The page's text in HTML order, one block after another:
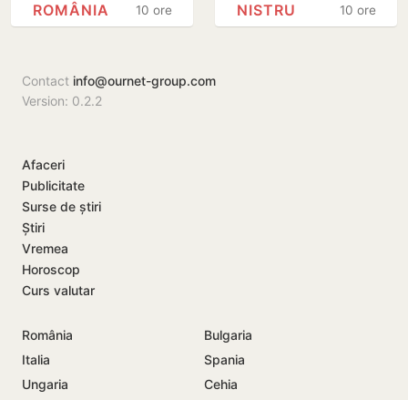
de vârfe vârf
10 ore
ROMÂNIA
neautorizată din
10 ore
NISTRU
Contact info@ournet-group.com
Version: 0.2.2
Afaceri
Publicitate
Surse de știri
Știri
Vremea
Horoscop
Curs valutar
România
Bulgaria
Italia
Spania
Ungaria
Cehia